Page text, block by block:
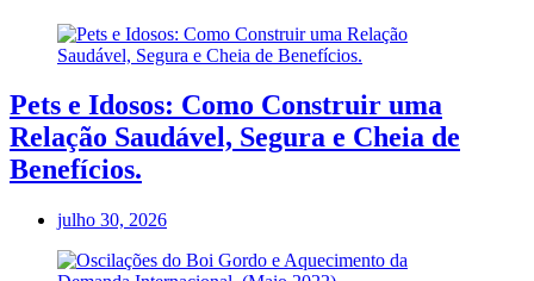
Pets e Idosos: Como Construir uma
Relação Saudável, Segura e Cheia de
Benefícios.
julho 30, 2026